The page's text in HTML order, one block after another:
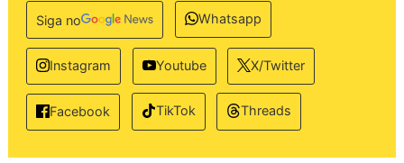
Siga no Whatsapp
Instagram Youtube X/Twitter
Facebook TikTok Threads